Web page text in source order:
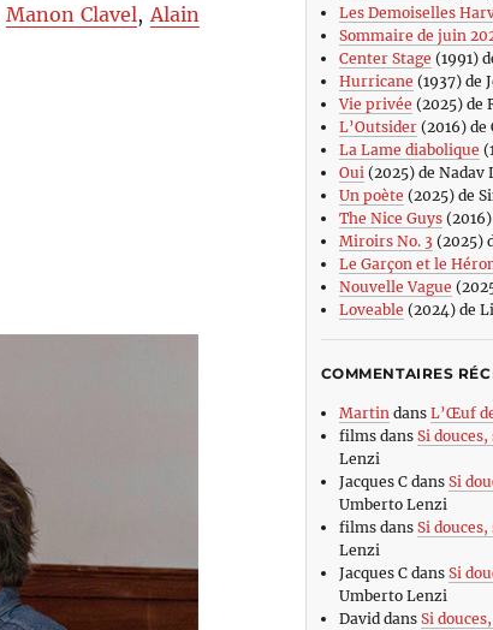
Manon Clavel, Alain
Les Demoiselles
Sommaire de juin
Center Stage (1991)
Hurricane (1937) de
Vie privée (2025) de
L’Outsider(2016) de
La Lame diabolique
Oui (2025) de Nadav
Un poète (2025) de
The Nice Guys(2016)
Miroirs No. 3 (2025)
Le Garçon et le
Nouvelle Vague
Loveable (2024) de
COMMENTAIRES
Martin dans L’Œuf
filmsdans Si
Lenzi
Jacques Cdans Si
Umberto Lenzi
filmsdans Si
Lenzi
Jacques Cdans Si
Umberto Lenzi
Daviddans Si